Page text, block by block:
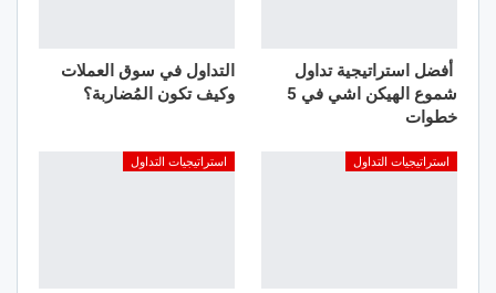
أفضل استراتيجية تداول
شموع الهيكن اشي في 5
خطوات
التداول في سوق العملات
وكيف تكون المُضاربة؟
استراتيجيات التداول استراتيجيات التداول